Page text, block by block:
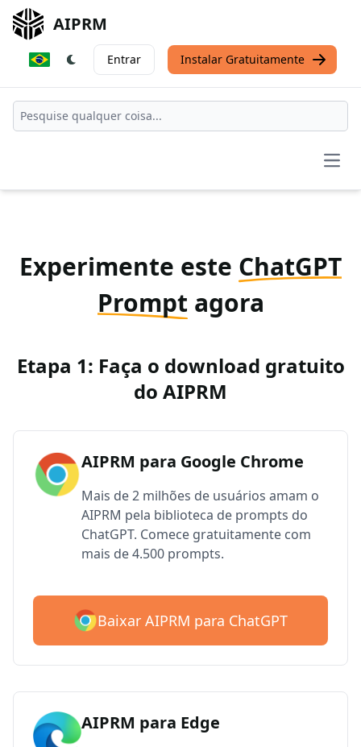
AIPRM
Entrar Instalar Gratuitamente
Experimente este ChatGPT
Prompt agora
Etapa 1: Faça o download gratuito
do AIPRM
AIPRM para Google Chrome
Mais de 2 milhões de usuários amam o
AIPRM pela biblioteca de prompts do
ChatGPT. Comece gratuitamente com
mais de 4.500 prompts.
Baixar AIPRM para ChatGPT
AIPRM para Edge